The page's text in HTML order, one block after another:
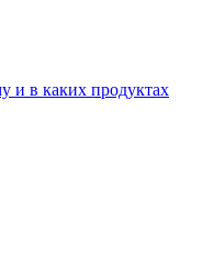
и в каких продуктах